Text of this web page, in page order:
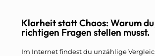
Klarheit statt Chaos: Warum
richtigen Fragen stellen musst.
Im Internet findest du unzählige